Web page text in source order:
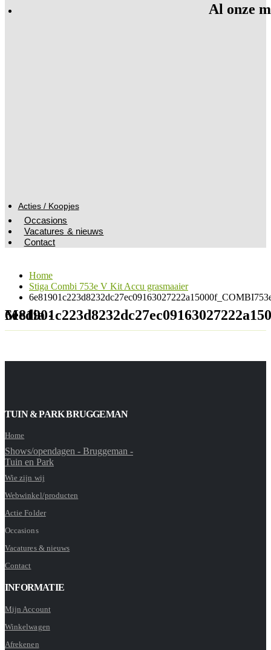
Al onze
Acties / Koopjes
Occasions
Vacatures & nieuws
Contact
Home
Stiga Combi 753e V Kit Accu grasmaaier
Media -
TUIN & PARK BRUGGEMAN
Home
Shows/opendagen - Bruggeman -
Tuin en Park
Wie zijn wij
Webwinkel/producten
Actie Folder
Occasions
Vacatures & nieuws
Contact
INFORMATIE
Mijn Account
Winkelwagen
Afrekenen